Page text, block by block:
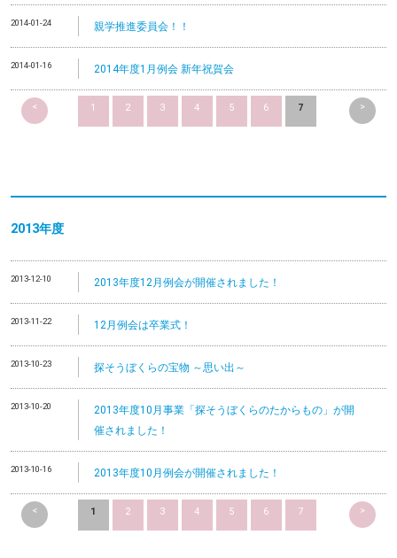
2014-01-24 親学推進委員会！！
2014-01-16 2014年度1月例会 新年祝賀会
< 1 2 3 4 5 6 7 >
2013年度
2013-12-10 2013年度12月例会が開催されました！
2013-11-22 12月例会は卒業式！
2013-10-23 探そうぼくらの宝物 ～思い出～
2013-10-20
2013年度10月事業「探そうぼくらのたからもの」が開
催されました！
2013-10-16 2013年度10月例会が開催されました！
< 1 2 3 4 5 6 7 >